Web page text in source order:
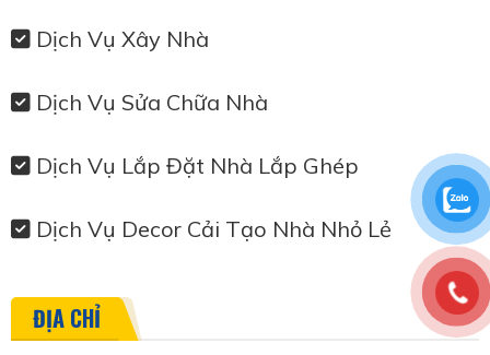
Dịch Vụ Xây Nhà
Dịch Vụ Sửa Chữa Nhà
Dịch Vụ Lắp Đặt Nhà Lắp Ghép
Dịch Vụ Decor Cải Tạo Nhà Nhỏ Lẻ
ĐỊA CHỈ